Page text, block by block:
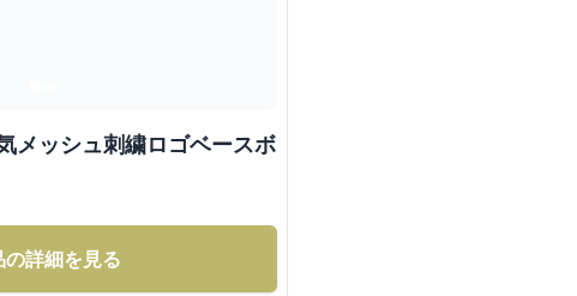
メッシュ刺繍ロゴベースボ
の詳細を見る